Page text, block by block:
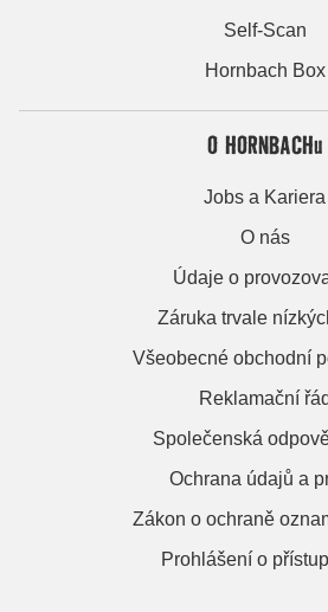
Self-Scan
Hornbach Box
O HORNBACHu
Jobs a Kariera
O nás
Údaje o
Záruka trvale
Všeobecné obchodní
Reklamační řád
Společenská
Ochrana údajů a
Zákon o ochraně
Prohlášení o